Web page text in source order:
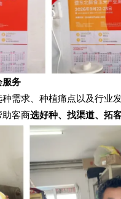
务
求、种植痛点以及行业
助客商选好种、找渠道、拓